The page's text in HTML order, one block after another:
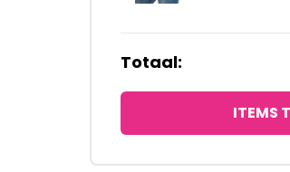
Totaal:
ITEMS